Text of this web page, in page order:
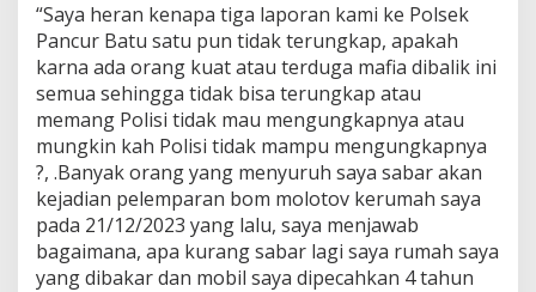
“Saya heran kenapa tiga laporan kami ke Polsek
Pancur Batu satu pun tidak terungkap, apakah
karna ada orang kuat atau terduga mafia dibalik ini
semua sehingga tidak bisa terungkap atau
memang Polisi tidak mau mengungkapnya atau
mungkin kah Polisi tidak mampu mengungkapnya
?, .Banyak orang yang menyuruh saya sabar akan
kejadian pelemparan bom molotov kerumah saya
pada 21/12/2023 yang lalu, saya menjawab
bagaimana, apa kurang sabar lagi saya rumah saya
yang dibakar dan mobil saya dipecahkan 4 tahun